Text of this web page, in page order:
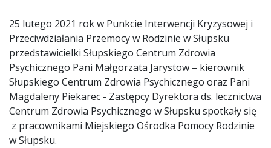
25 lutego 2021 rok w Punkcie Interwencji Kryzysowej i
Przeciwdziałania Przemocy w Rodzinie w Słupsku
przedstawicielki Słupskiego Centrum Zdrowia
Psychicznego Pani Małgorzata Jarystow – kierownik
Słupskiego Centrum Zdrowia Psychicznego oraz Pani
Magdaleny Piekarec - Zastępcy Dyrektora ds. lecznictwa
Centrum Zdrowia Psychicznego w Słupsku spotkały się
z pracownikami Miejskiego Ośrodka Pomocy Rodzinie
w Słupsku.